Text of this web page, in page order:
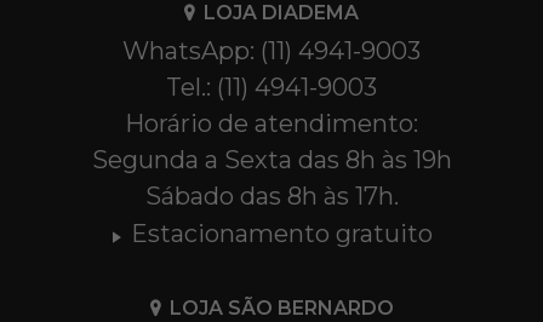
LOJA DIADEMA
WhatsApp: (11) 4941-9003
Tel.: (11) 4941-9003
Horário de atendimento:
Segunda a Sexta das 8h às 19h
Sábado das 8h às 17h.
Estacionamento gratuito
LOJA SÃO BERNARDO